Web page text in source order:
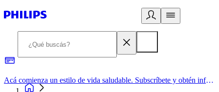
Acá comienza un estilo de vida saludable. Subscríbete y obtén información de primera mano